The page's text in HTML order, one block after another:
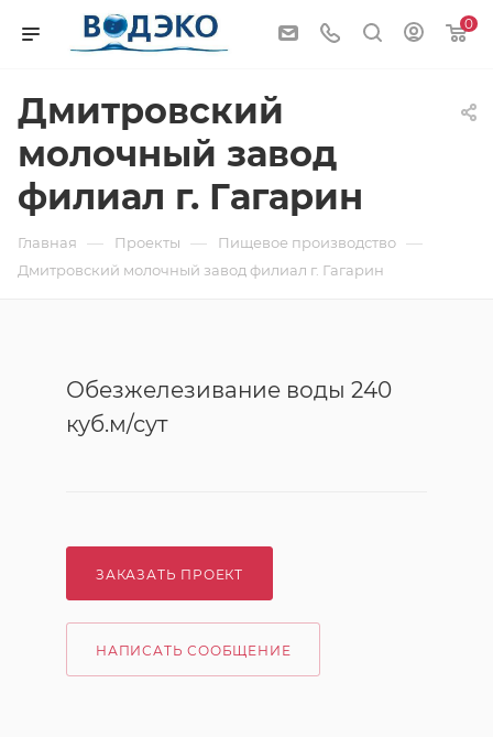
0
Дмитровский
молочный завод
филиал г. Гагарин
Главная — Проекты — Пищевое производство —
Дмитровский молочный завод филиал г. Гагарин
Обезжелезивание воды 240
куб.м/сут
ЗАКАЗАТЬ ПРОЕКТ
НАПИСАТЬ СООБЩЕНИЕ